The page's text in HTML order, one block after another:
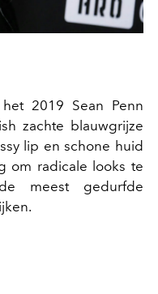
2019 Sean Penn
zachte blauwgrijze
lip en schone huid
om radicale looks te
meest gedurfde